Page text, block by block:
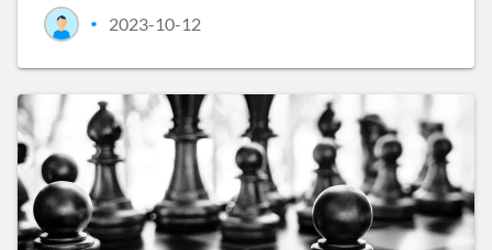
• 2023-10-12